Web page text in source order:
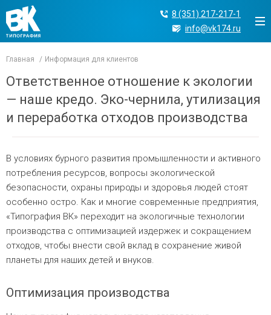
8 (351) 217-217-1
info@vk174.ru
Главная Информация для клиентов
Ответственное отношение к экологии
— наше кредо. Эко-чернила, утилизация
и переработка отходов производства
В условиях бурного развития промышленности и активного
потребления ресурсов, вопросы экологической
безопасности, охраны природы и здоровья людей стоят
особенно остро. Как и многие современные предприятия,
«Типография ВК» переходит на экологичные технологии
производства с оптимизацией издержек и сокращением
отходов, чтобы внести свой вклад в сохранение живой
планеты для наших детей и внуков.
Оптимизация производства